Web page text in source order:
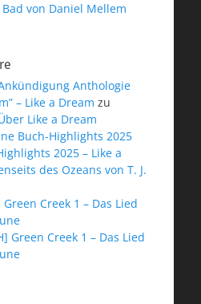
von Daniel Mellem
Ankündigung Anthologie
– Like a Dream zu
Like a Dream
Buch-Highlights 2025
2025 – Like a
des Ozeans von T. J.
Green Creek 1 – Das Lied
Green Creek 1 – Das Lied